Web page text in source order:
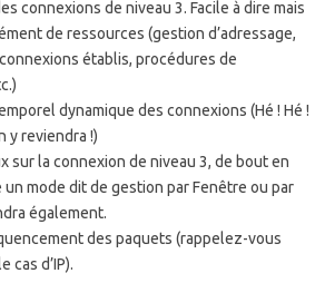
connexions de niveau 3. Facile à dire mais
de ressources (gestion d’adressage,
établis, procédures de
dynamique des connexions (Hé ! Hé !
y reviendra !)
sur la connexion de niveau 3, de bout en
un mode dit de gestion par Fenêtre ou par
également.
des paquets (rappelez-vous
cas d’IP).